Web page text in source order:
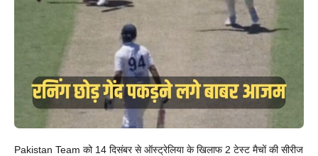
Pakistan Team को 14 दिसंबर से ऑस्ट्रेलिया के खिलाफ 2 टेस्ट मैचों की सीरीज